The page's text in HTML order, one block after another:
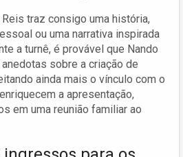
traz consigo uma história,
ou uma narrativa inspirada
a turnê, é provável que Nando
sobre a criação de
ainda mais o vínculo com o
a apresentação,
em uma reunião familiar ao